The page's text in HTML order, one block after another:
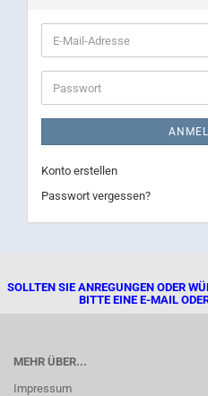
E-
Mail-
Adresse
Passwort
Konto erstellen
Passwort vergessen?
SOLLTEN SIE ANREGUNGEN ODER
BITTE EINE E-MAIL
MEHR ÜBER...
Impressum